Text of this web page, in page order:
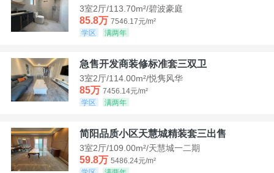
3室2厅/113.70m²/碧波豪庭
85.8万 7546.17元/m²
学区
满两年
急售开发商装修标准套三双卫
3室2厅/114.00m²/悦隽风华
85万 7456.14元/m²
学区
满两年
简阳品质小区天慧城精装套三出售
3室2厅/109.00m²/天慧城一二期
59.8万 5486.24元/m²